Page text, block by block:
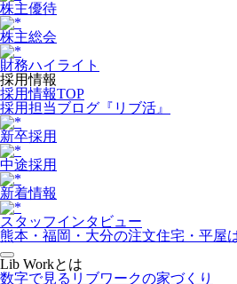
株主優待
株主総会
財務ハイライト
採用情報
採用情報TOP
採用担当ブログ『リブ活』
新卒採用
中途採用
新着情報
スタッフインタビュー
熊本・福岡・大分の注文住宅・平屋
Lib Workとは
数字で見るリブワークの家づくり